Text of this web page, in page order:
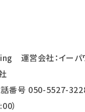
運営会社：イーパ
番号 050-5527-3228
）